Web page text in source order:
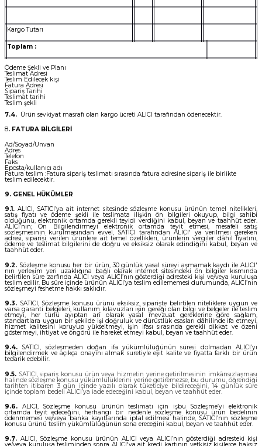
Kargo Tutarı
Toplam :
Ödeme Şekli ve Planı
Teslimat Adresi
Teslim Edilecek kişi
Fatura Adresi
Sipariş Tarihi
Teslimat tarihi
Teslim şekli
7.4. Ürün sevkiyat masrafı olan kargo ücreti ALICI tarafından ödenecektir.
8. FATURA BİLGİLERİ
Ad/Soyad/Unvan
Adres
Telefon
Faks
Eposta/kullanıcı adı
Fatura teslim :Fatura sipariş teslimatı sırasında fatura adresine sipariş ile birlikte
teslim edilecektir.
9. GENEL HÜKÜMLER
9.1. ALICI, SATICI’ya ait internet sitesinde sözleşme konusu ürünün temel nitelikleri,
satış fiyatı ve ödeme şekli ile teslimata ilişkin ön bilgileri okuyup, bilgi sahibi
olduğunu, elektronik ortamda gerekli teyidi verdiğini kabul, beyan ve taahhüt eder.
ALICI’nın; Ön Bilgilendirmeyi elektronik ortamda teyit etmesi, mesafeli satış
sözleşmesinin kurulmasından evvel, SATICI tarafından ALICI' ya verilmesi gereken
adresi, siparişi verilen ürünlere ait temel özellikleri, ürünlerin vergiler dâhil fiyatını,
ödeme ve teslimat bilgilerini de doğru ve eksiksiz olarak edindiğini kabul, beyan ve
taahhüt eder.
9.2. Sözleşme konusu her bir ürün, 30 günlük yasal süreyi aşmamak kaydı ile ALICI'
nın yerleşim yeri uzaklığına bağlı olarak internet sitesindeki ön bilgiler kısmında
belirtilen süre zarfında ALICI veya ALICI’nın gösterdiği adresteki kişi ve/veya kuruluşa
teslim edilir. Bu süre içinde ürünün ALICI’ya teslim edilememesi durumunda, ALICI’nın
sözleşmeyi feshetme hakkı saklıdır.
9.3. SATICI, Sözleşme konusu ürünü eksiksiz, siparişte belirtilen niteliklere uygun ve
varsa garanti belgeleri, kullanım kılavuzları işin gereği olan bilgi ve belgeler ile teslim
etmeyi, her türlü ayıptan arî olarak yasal mevzuat gereklerine göre sağlam,
standartlara uygun bir şekilde işi doğruluk ve dürüstlük esasları dâhilinde ifa etmeyi,
hizmet kalitesini koruyup yükseltmeyi, işin ifası sırasında gerekli dikkat ve özeni
göstermeyi, ihtiyat ve öngörü ile hareket etmeyi kabul, beyan ve taahhüt eder.
9.4. SATICI, sözleşmeden doğan ifa yükümlülüğünün süresi dolmadan ALICI’yı
bilgilendirmek ve açıkça onayını almak suretiyle eşit kalite ve fiyatta farklı bir ürün
tedarik edebilir.
9.5. SATICI, sipariş konusu ürün veya hizmetin yerine getirilmesinin imkânsızlaşması
halinde sözleşme konusu yükümlülüklerini yerine getiremezse, bu durumu, öğrendiği
tarihten itibaren 3 gün içinde yazılı olarak tüketiciye bildireceğini, 14 günlük süre
içinde toplam bedeli ALICI’ya iade edeceğini kabul, beyan ve taahhüt eder.
9.6. ALICI, Sözleşme konusu ürünün teslimatı için işbu Sözleşme’yi elektronik
ortamda teyit edeceğini, herhangi bir nedenle sözleşme konusu ürün bedelinin
ödenmemesi ve/veya banka kayıtlarında iptal edilmesi halinde, SATICI’nın sözleşme
konusu ürünü teslim yükümlülüğünün sona ereceğini kabul, beyan ve taahhüt eder.
9.7. ALICI, Sözleşme konusu ürünün ALICI veya ALICI’nın gösterdiği adresteki kişi